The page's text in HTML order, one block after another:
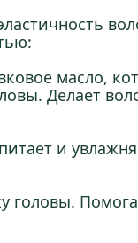
масло,
Делает
и